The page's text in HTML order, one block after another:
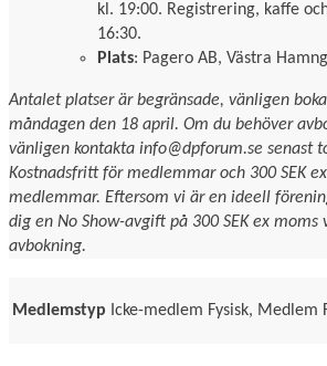
kl. 19:00. Registrering, kaffe
16:30.
Plats: Pagero AB, Västra
Antalet platser är begränsade, vänligen
måndagen den 18 april. Om du behöver
vänligen kontakta info@dpforum.se senast
Kostnadsfritt för medlemmar och 300 SEK
medlemmar. Eftersom vi är en ideell
dig en No Show-avgift på 300 SEK ex moms
avbokning.
Medlemstyp Icke-medlem Fysisk, Medlem